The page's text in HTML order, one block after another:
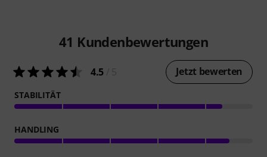
41 Kundenbewertungen
4.5 Jetzt bewerten
STABILITÄT
HANDLING